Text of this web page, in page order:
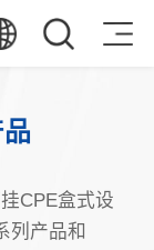
CPE盒式设
列产品和